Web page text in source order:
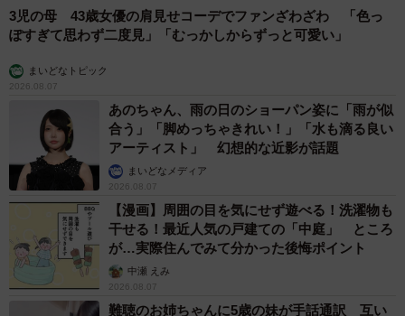
3児の母 43歳女優の肩見せコーデでファンざわざわ 「色っ
ぽすぎて思わず二度見」「むっかしからずっと可愛い」
まいどなトピック
2026.08.07
あのちゃん、雨の日のショーパン姿に「雨が似
合う」「脚めっちゃきれい！」「水も滴る良い
アーティスト」 幻想的な近影が話題
まいどなメディア
2026.08.07
【漫画】周囲の目を気にせず遊べる！洗濯物も
干せる！最近人気の戸建ての「中庭」 ところ
が…実際住んでみて分かった後悔ポイント
中瀬 えみ
2026.08.07
難聴のお姉ちゃんに5歳の妹が手話通訳 互い